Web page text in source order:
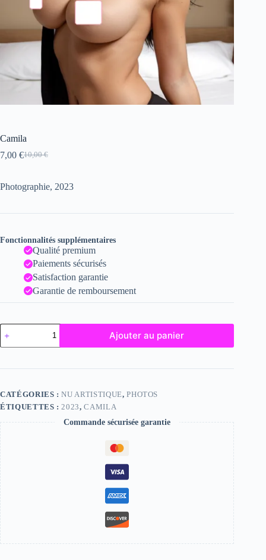
Camila
10,00€
Le
était :
7,00 €Le
est :
Photographie, 2023
Fonctionnalités supplémentaires
Qualité premium
Paiements sécurisés
Satisfaction garantie
Garantie de remboursement
quantité
de
Camila
Ajouter au panier
CATÉGORIES :NU ARTISTIQUE,PHOTOS
ÉTIQUETTES : 2023,CAMILA
Commande sécurisée garantie